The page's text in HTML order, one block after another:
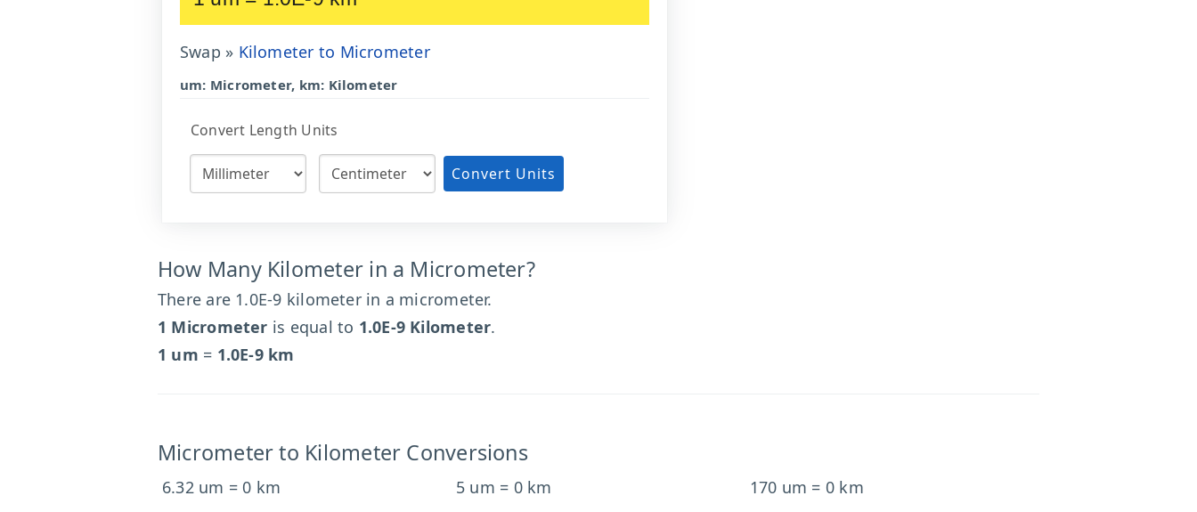
Swap » Kilometer to Micrometer
um: Micrometer, km: Kilometer
Convert Length Units
Convert Units
How Many Kilometer in a Micrometer?
There are 1.0E-9 kilometer in a micrometer.
1 Micrometer is equal to 1.0E-9 Kilometer.
1 um = 1.0E-9 km
Micrometer to Kilometer Conversions
6.32 um = 0 km 5 um = 0 km
170 um = 0 km